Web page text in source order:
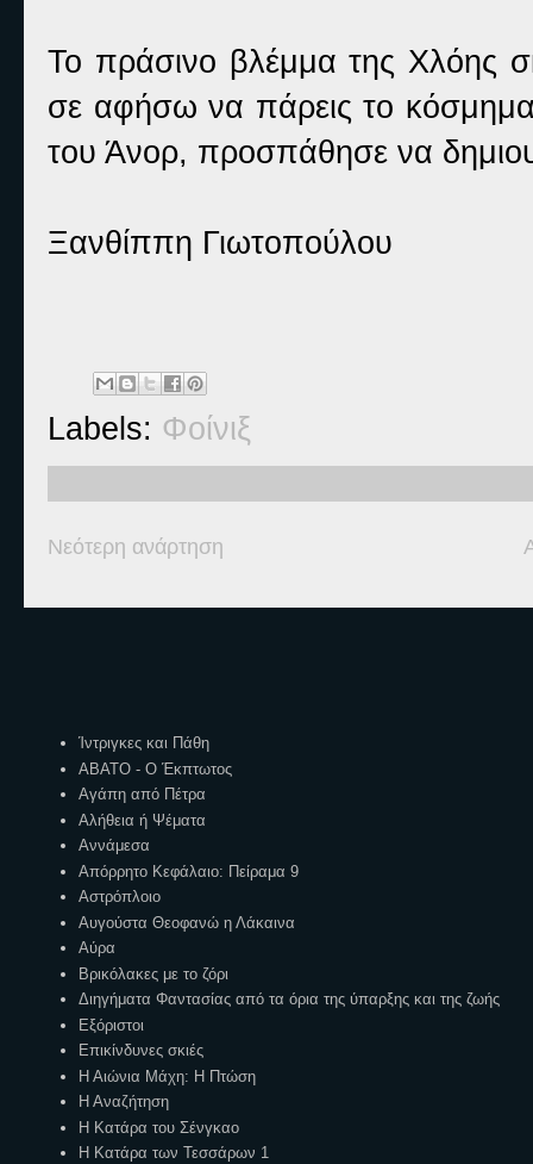
Το πράσινο βλέμμα της Χλόης
σε αφήσω να πάρεις το
του Άνορ, προσπάθησε να
Ξανθίππη Γιωτοπούλου
Labels: Φοίνιξ
Νεότερη ανάρτηση
Ίντριγκες και Πάθη
ΑΒΑΤΟ - Ο Έκπτωτος
Αγάπη από Πέτρα
Αλήθεια ή Ψέματα
Αννάμεσα
Απόρρητο Κεφάλαιο: Πείραμα 9
Αστρόπλοιο
Αυγούστα Θεοφανώ η Λάκαινα
Αύρα
Βρικόλακες με το ζόρι
Διηγήματα Φαντασίας από τα όρια της ύπαρξης και της ζωής
Εξόριστοι
Επικίνδυνες σκιές
Η Αιώνια Μάχη: Η Πτώση
Η Αναζήτηση
Η Κατάρα του Σένγκαο
Η Κατάρα των Τεσσάρων 1